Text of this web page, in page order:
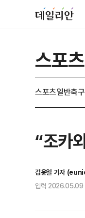
스포츠
스포츠일반축구
“조카
김윤일 기자
입력 2026.05.09